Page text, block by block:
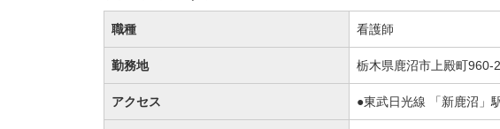
職種 看護師
勤務地 栃木県鹿沼市上殿町960-2
アクセス ●東武日光線 「新鹿沼」